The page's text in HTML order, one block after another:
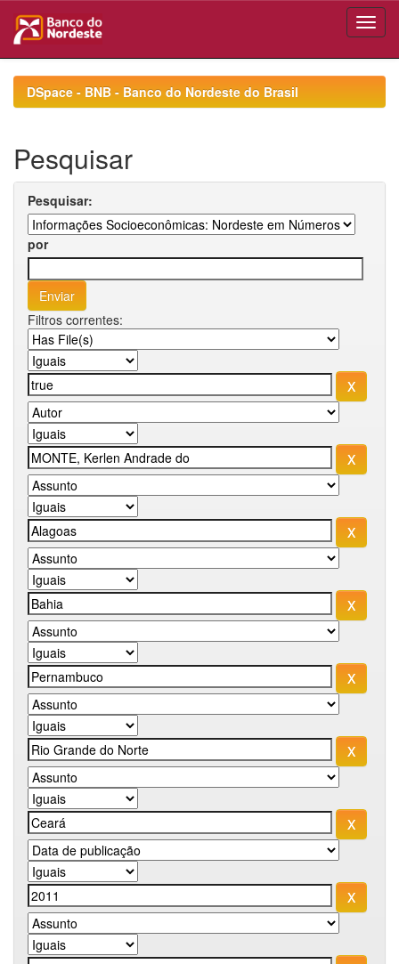
navigationDSpace - BNB - Banco do Nordeste do Brasil
Pesquisar
Pesquisar:
por
Filtros correntes: